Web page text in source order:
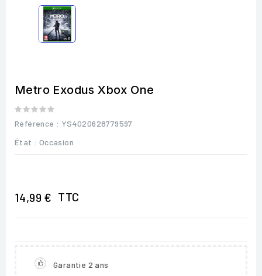
Metro Exodus Xbox One
Référence : YS4020628779597
État : Occasion
14,99 € TTC
Garantie 2 ans